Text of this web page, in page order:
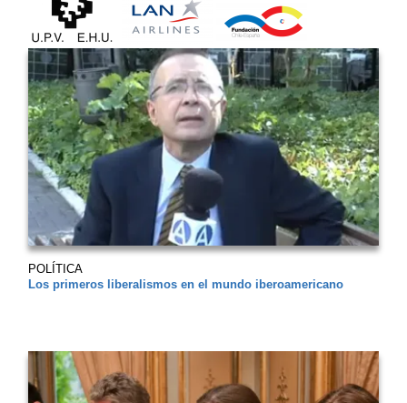
POLÍTICA
Los primeros liberalismos en el mundo iberoamericano